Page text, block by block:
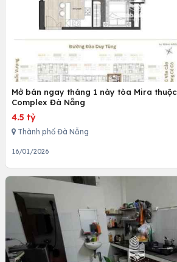
Mở bán ngay tháng 1 này tòa Mira
Complex Đà Nẵng
4.5 tỷ
Thành phố Đà Nẵng
16/01/2026